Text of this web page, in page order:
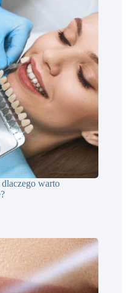
warto